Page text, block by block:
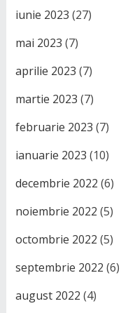
iunie 2023 (27)
mai 2023 (7)
aprilie 2023 (7)
martie 2023 (7)
februarie 2023 (7)
ianuarie 2023 (10)
decembrie 2022 (6)
noiembrie 2022 (5)
octombrie 2022 (5)
septembrie 2022 (6)
august 2022 (4)